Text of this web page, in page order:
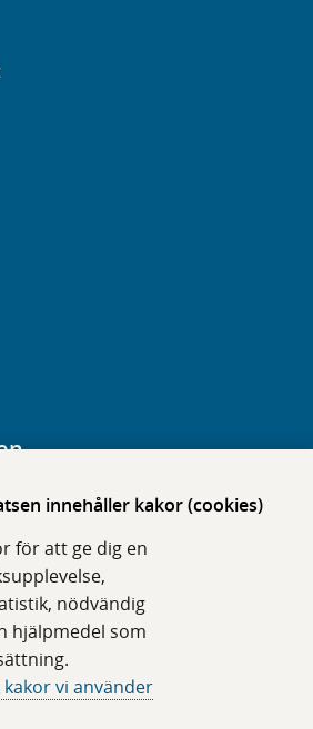
innehåller kakor (cookies)
för att ge dig en
nödvändig
hjälpmedel som
vi använder